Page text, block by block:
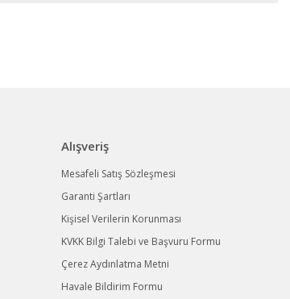
Alışveriş
Mesafeli Satış Sözleşmesi
Garanti Şartları
Kişisel Verilerin Korunması
KVKK Bilgi Talebi ve Başvuru Formu
Çerez Aydınlatma Metni
Havale Bildirim Formu